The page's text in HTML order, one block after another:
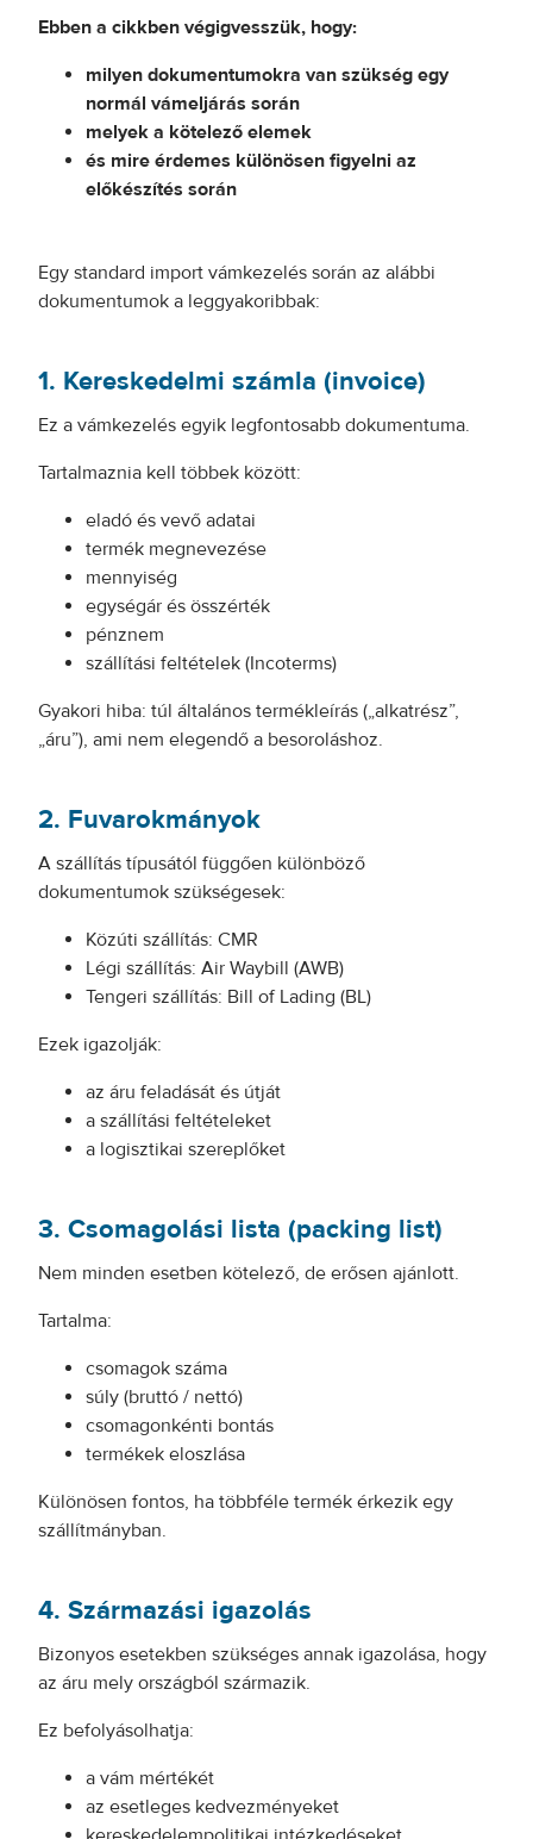
Ebben a cikkben végigvesszük, hogy:
milyen dokumentumokra van szükség egy
normál vámeljárás során
melyek a kötelező elemek
és mire érdemes különösen figyelni az
előkészítés során
Egy standard import vámkezelés során az alábbi
dokumentumok a leggyakoribbak:
1. Kereskedelmi számla (invoice)
Ez a vámkezelés egyik legfontosabb dokumentuma.
Tartalmaznia kell többek között:
eladó és vevő adatai
termék megnevezése
mennyiség
egységár és összérték
pénznem
szállítási feltételek (Incoterms)
Gyakori hiba: túl általános termékleírás („alkatrész”,
„áru”), ami nem elegendő a besoroláshoz.
2. Fuvarokmányok
A szállítás típusától függően különböző
dokumentumok szükségesek:
Közúti szállítás: CMR
Légi szállítás: Air Waybill (AWB)
Tengeri szállítás: Bill of Lading (BL)
Ezek igazolják:
az áru feladását és útját
a szállítási feltételeket
a logisztikai szereplőket
3. Csomagolási lista (packing list)
Nem minden esetben kötelező, de erősen ajánlott.
Tartalma:
csomagok száma
súly (bruttó / nettó)
csomagonkénti bontás
termékek eloszlása
Különösen fontos, ha többféle termék érkezik egy
szállítmányban.
4. Származási igazolás
Bizonyos esetekben szükséges annak igazolása, hogy
az áru mely országból származik.
Ez befolyásolhatja:
a vám mértékét
az esetleges kedvezményeket